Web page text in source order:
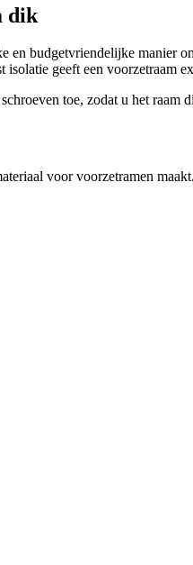
dik
budgetvriendelijke manier
isolatie geeft een voorzetraam
toe, zodat u het raam
voor voorzetramen